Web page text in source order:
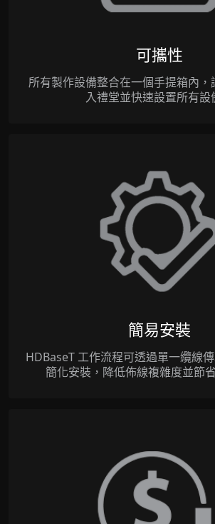
可攜性
所有製作設備整合在一個手提箱內，
入禮堂並快速設置所有設
簡易安裝
HDBaseT 工作流程可透過單一纜線
簡化安裝，降低佈線複雜度並節